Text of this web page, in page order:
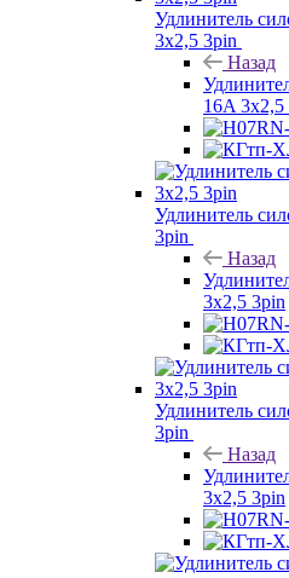
Удлинитель
3х2,5 3pin
Назад
16A 3х2,5
Удлинитель
3pin
Назад
3х2,5 3pin
Удлинитель
3pin
Назад
3х2,5 3pin